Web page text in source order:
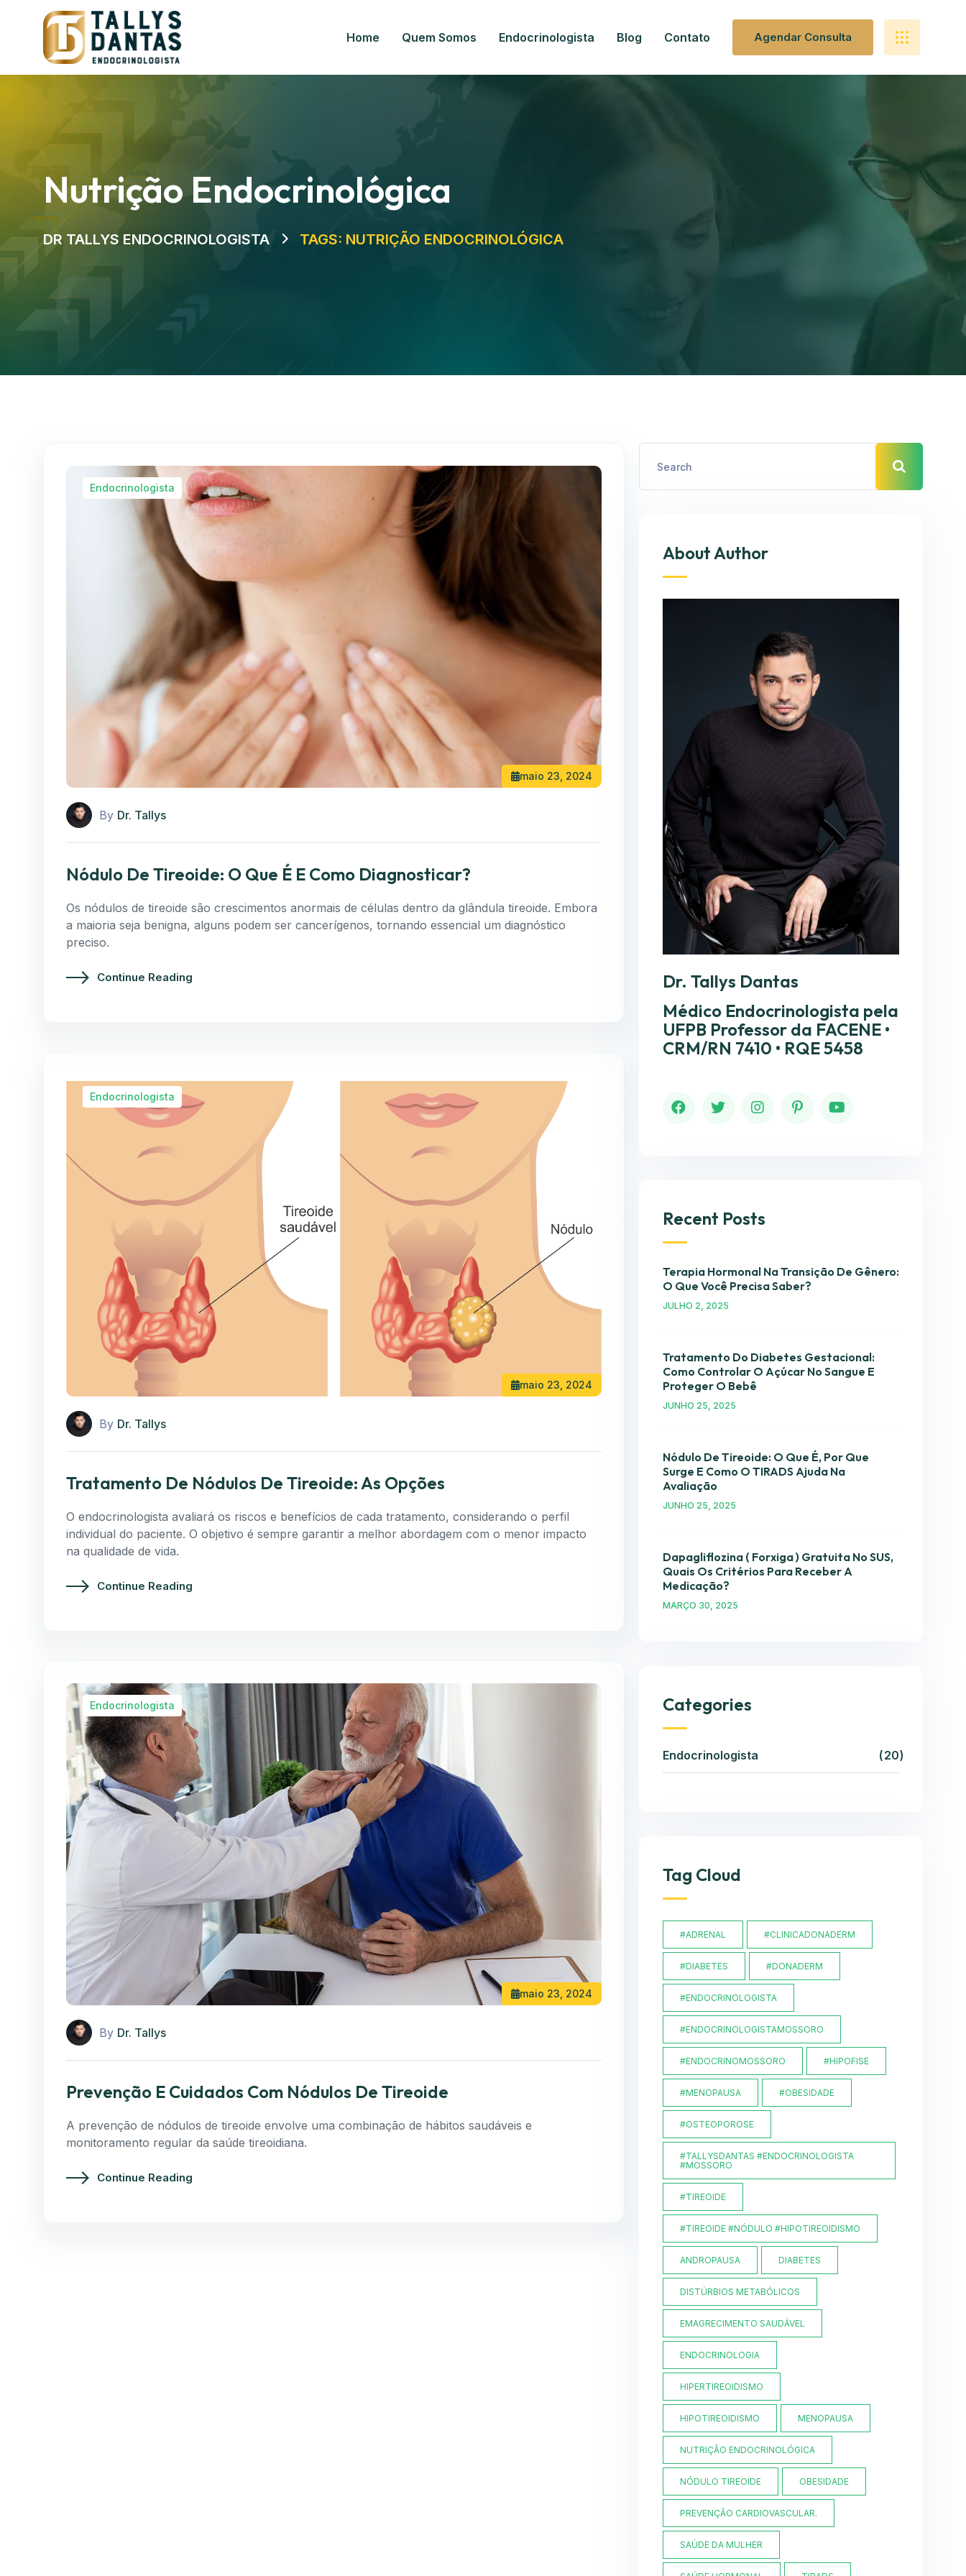
Home Quem Somos Endocrinologista Blog Contato AGENDAR CONSULTA
Nutrição Endocrinológica
DR TALLYS ENDOCRINOLOGISTA TAGS: NUTRIÇÃO ENDOCRINOLÓGICA
Endocrinologista
maio 23, 2024
By Dr. Tallys
Nódulo De Tireoide: O Que É E Como Diagnosticar?
Os nódulos de tireoide são crescimentos anormais de células dentro da glândula tireoide. Embora
a maioria seja benigna, alguns podem ser cancerígenos, tornando essencial um diagnóstico
preciso.
Continue Reading
Endocrinologista
maio 23, 2024
By Dr. Tallys
Tratamento De Nódulos De Tireoide: As Opções
O endocrinologista avaliará os riscos e benefícios de cada tratamento, considerando o perfil
individual do paciente. O objetivo é sempre garantir a melhor abordagem com o menor impacto
na qualidade de vida.
Continue Reading
Endocrinologista
maio 23, 2024
By Dr. Tallys
Prevenção E Cuidados Com Nódulos De Tireoide
A prevenção de nódulos de tireoide envolve uma combinação de hábitos saudáveis e
monitoramento regular da saúde tireoidiana.
Continue Reading
About Author
Dr. Tallys Dantas
Médico Endocrinologista pela
UFPB Professor da FACENE •
CRM/RN 7410 • RQE 5458
Recent Posts
Terapia Hormonal Na Transição De Gênero:
O Que Você Precisa Saber?
JULHO 2, 2025
Tratamento Do Diabetes Gestacional:
Como Controlar O Açúcar No Sangue E
Proteger O Bebê
JUNHO 25, 2025
Nódulo De Tireoide: O Que É, Por Que
Surge E Como O TIRADS Ajuda Na
Avaliação
JUNHO 25, 2025
Dapagliflozina ( Forxiga ) Gratuita No SUS,
Quais Os Critérios Para Receber A
Medicação?
MARÇO 30, 2025
Categories
Endocrinologista 20
Tag Cloud
#ADRENAL #CLINICADONADERM
#DIABETES #DONADERM
#ENDOCRINOLOGISTA
#ENDOCRINOLOGISTAMOSSORO
#ENDOCRINOMOSSORO #HIPOFISE
#MENOPAUSA #OBESIDADE
#OSTEOPOROSE
#TALLYSDANTAS #ENDOCRINOLOGISTA
#MOSSORO
#TIREOIDE
#TIREOIDE #NÓDULO #HIPOTIREOIDISMO
ANDROPAUSA DIABETES
DISTÚRBIOS METABÓLICOS
EMAGRECIMENTO SAUDÁVEL
ENDOCRINOLOGIA
HIPERTIREOIDISMO
HIPOTIREOIDISMO MENOPAUSA
NUTRIÇÃO ENDOCRINOLÓGICA
NÓDULO TIREOIDE OBESIDADE
PREVENÇÃO CARDIOVASCULAR.
SAÚDE DA MULHER